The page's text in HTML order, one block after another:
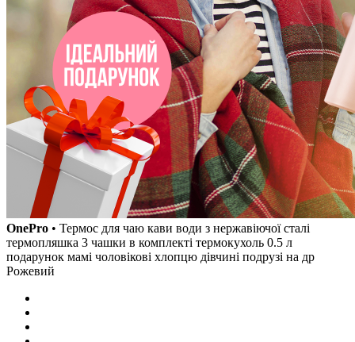
OnePro • Термос для чаю кави води з нержавіючої сталі
термопляшка 3 чашки в комплекті термокухоль 0.5 л
подарунок мамі чоловікові хлопцю дівчині подрузі на др
Рожевий